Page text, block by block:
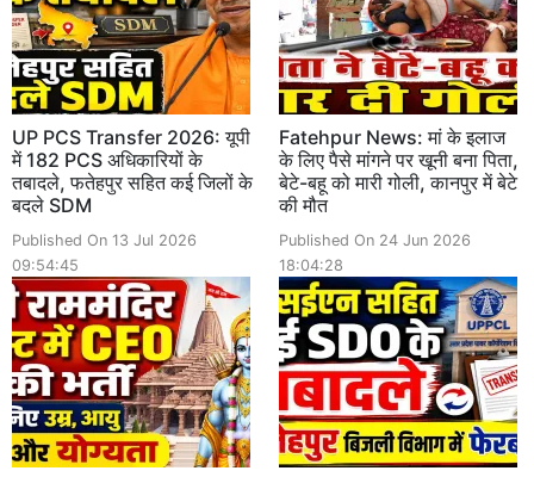
UP PCS Transfer 2026: यूपी
में 182 PCS अधिकारियों के
तबादले, फतेहपुर सहित कई जिलों के
बदले SDM
Published On 13 Jul 2026
09:54:45
Fatehpur News: मां के इलाज
के लिए पैसे मांगने पर खूनी बना पिता,
बेटे-बहू को मारी गोली, कानपुर में बेटे
की मौत
Published On 24 Jun 2026
18:04:28